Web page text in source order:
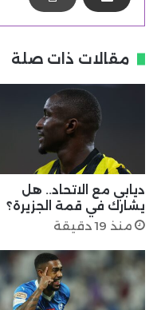
مقالات ذات صلة
ديابي مع الاتحاد.. هل
يشارك في قمة الجزيرة؟
منذ 19 دقيقة